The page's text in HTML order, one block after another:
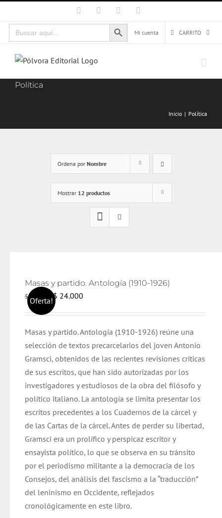
al
contenido
Facebook Instagram
Buscar:
Botón de búsqueda
Mi cuenta
CARRITO
Política
Inicio Política
Ordena por Nombre
Mostrar 12 productos
Oferta!
Masas y partido. Antología (1910-1926)
$25.000
El
precio
era:
$ 25.000.
$ 24.000
es:
$ 24.000.
Masas y partido. Antología (1910-1926) reúne una
selección de textos precarcelarios del joven Antonio
Gramsci, obtenidos de las recientes revisiones críticas
de sus escritos, que han sido autorizadas por los
investigadores y estudiosos de la obra del filósofo y
político italiano. La antología se limita presentar los
escritos precedentes a los Cuadernos de la cárcel y
de las Cartas de la cárcel. Antes de perder su libertad,
Gramsci era un prolífico y perspicaz escritor y
ensayista político, lo que se observa en su tránsito
por el periodismo militante a la democracia de los
Consejos, del análisis del fascismo a la “traducción”
del leninismo en Occidente, reflejados
cronológicamente en este libro.